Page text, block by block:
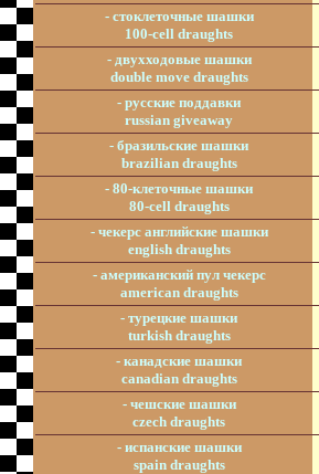
- стоклеточные шашки
100-cell draughts
- двухходовые шашки
double move draughts
- русские поддавки
russian giveaway
- бразильские шашки
brazilian draughts
- 80-клеточные шашки
80-cell draughts
- чекерс английские шашки
english draughts
- американский пул чекерс
american draughts
- турецкие шашки
turkish draughts
- канадские шашки
canadian draughts
- чешские шашки
czech draughts
- испанские шашки
spain draughts